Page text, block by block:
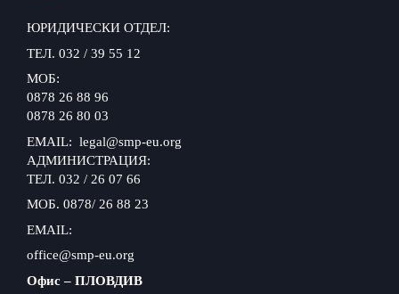
ЮРИДИЧЕСКИ ОТДЕЛ:
ТЕЛ. 032 / 39 55 12
МОБ:
0878 26 88 96
0878 26 80 03
EMAIL: legal@smp-eu.org
АДМИНИСТРАЦИЯ:
ТЕЛ. 032 / 26 07 66
МОБ. 0878/ 26 88 23
EMAIL:
office@smp-eu.org
Офис – ПЛОВДИВ